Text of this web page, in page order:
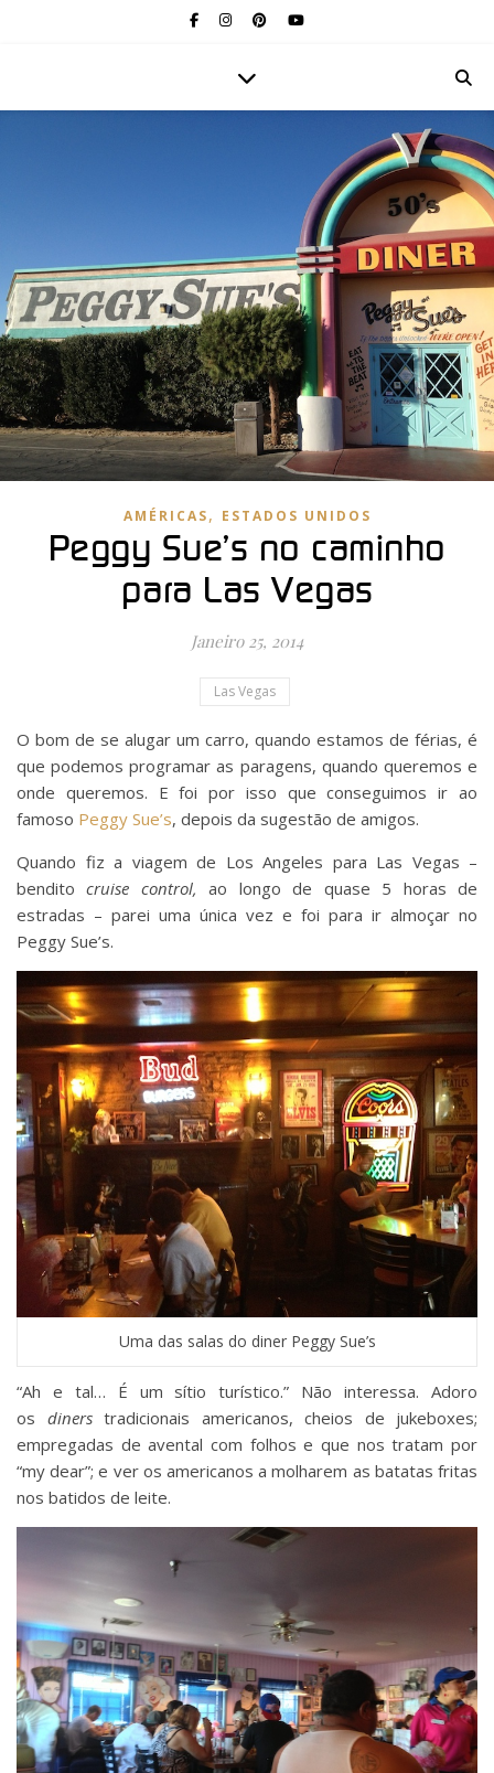
AMÉRICAS, ESTADOS UNIDOS
Peggy Sue’s no caminho
para Las Vegas
Janeiro 25, 2014
Las Vegas
O bom de se alugar um carro, quando estamos de férias, é
que podemos programar as paragens, quando queremos e
onde queremos. E foi por isso que conseguimos ir ao
famoso Peggy Sue’s, depois da sugestão de amigos.
Quando fiz a viagem de Los Angeles para Las Vegas –
benditocruise control, ao longo de quase 5 horas de
estradas – parei uma única vez e foi para ir almoçar no
Peggy Sue’s.
Uma das salas do diner Peggy Sue’s
“Ah e tal… É um sítio turístico.” Não interessa. Adoro
os dinerstradicionais americanos, cheios de jukeboxes;
empregadas de avental com folhos e que nos tratam por
“my dear”; e ver os americanos a molharem as batatas fritas
nos batidos de leite.